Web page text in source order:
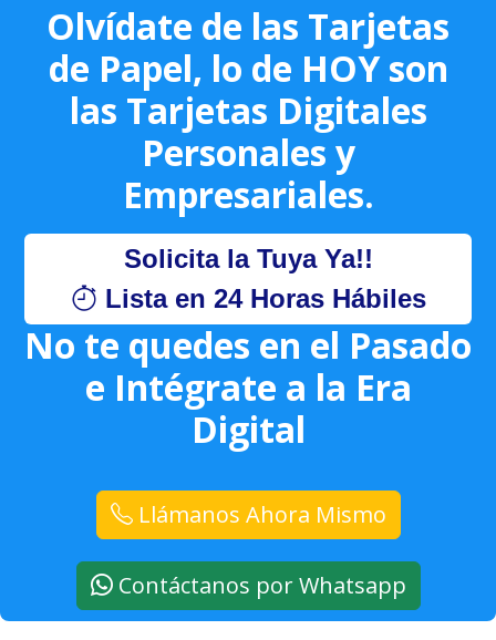
Olvídate de las Tarjetas
de Papel, lo de HOY son
las Tarjetas Digitales
Personales y
Empresariales.
Solicita la Tuya Ya!!
Lista en 24 Horas Hábiles
No te quedes en el Pasado
e Intégrate a la Era
Digital
Llámanos Ahora Mismo
Contáctanos por Whatsapp